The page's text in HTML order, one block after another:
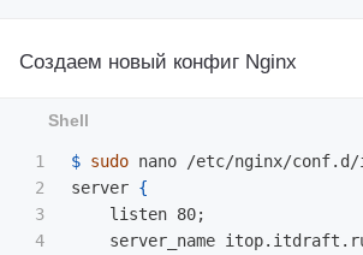
Создаем новый конфиг Nginx
1
2
3
4
$ sudo nano /etc/nginx/
server {
    listen 80
;
server_name